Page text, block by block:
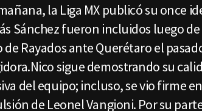
la Liga MX publicó su once
Sánchez fueron incluidos luego
Rayados ante Querétaro el
sigue demostrando su
del equipo; incluso, se vio firme
de Leonel Vangioni. Por su